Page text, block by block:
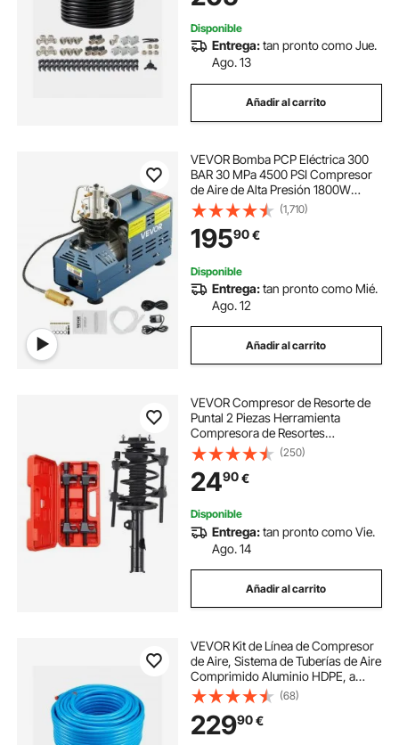
Disponible
Entrega:tan pronto como Jue.
Ago. 13
Añadir al carrito
VEVOR Bomba PCP Eléctrica 300
BAR 30 MPa 4500 PSI Compresor
de Aire de Alta Presión 1800W
Bomba de Aire de Alta Presión
37x18x40 cm Apagado
Manualmente, Separador de Agua y
Aceite para Tanque de Buceo
(1,710)
19590€
Disponible
Entrega:tan pronto como Mié.
Ago. 12
Añadir al carrito
VEVOR Compresor de Resorte de
Puntal 2 Piezas Herramienta
Compresora de Resortes
Helicoidales con Rango de 256 mm
Compatible con Llaves
Hexagonales de 22 mm para Autos,
Camiones, Motocicletas, negro
(250)
2490€
Disponible
Entrega:tan pronto como Vie.
Ago. 14
Añadir al carrito
VEVOR Kit de Línea de Compresor
de Aire, Sistema de Tuberías de Aire
Comprimido Aluminio HDPE, a
Prueba Fugas, Resistente a la
Presión y Fácil Instalar, para
Talleres de Garajes, Azul, Ø 590 x
300 mm
(68)
22990€